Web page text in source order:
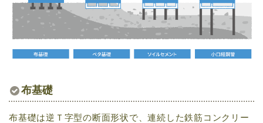
布基礎
布基礎は逆Ｔ字型の断面形状で、連続した鉄筋コンクリー